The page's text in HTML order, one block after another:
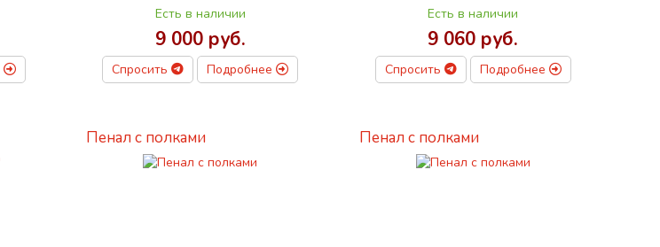
Есть в наличии
9 000 руб.
Спросить Подробнее
Есть в наличии
9 060 руб.
Спросить Подробнее
Пенал с полками Пенал с полками